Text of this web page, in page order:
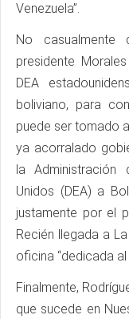
Venezuela”.
No
presidente
DEA
boliviano, para
puede ser tomado
ya acorralado
la
Unidos (DEA) a
justamente por el
Recién llegada a
oficina “dedicada
Finalmente,
que sucede en